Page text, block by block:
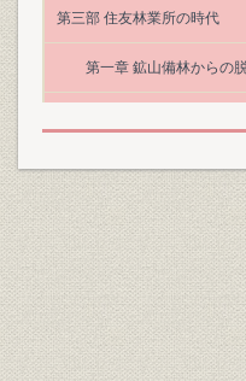
第三部 住友林業所の時代
第一章 鉱山備林からの
索引